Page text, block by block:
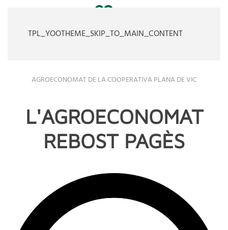
TPL_YOOTHEME_SKIP_TO_MAIN_CONTENT
AGROECONOMAT DE LA COOPERATIVA PLANA DE VIC
L'AGROECONOMAT
REBOST PAGÈS